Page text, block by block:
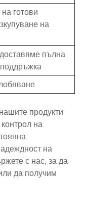
готови
на
пълна
продукти
на
на
с нас, за да
да получим